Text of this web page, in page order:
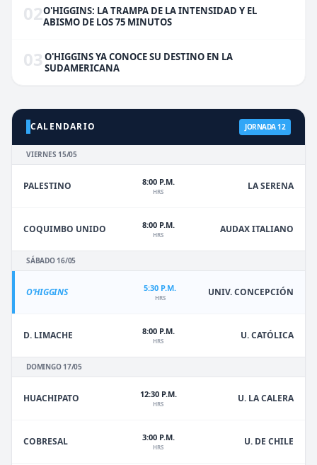
02O'HIGGINS: LA TRAMPA DE LA INTENSIDAD Y EL
ABISMO DE LOS 75 MINUTOS
03 O'HIGGINS YA CONOCE SU DESTINO EN LA
SUDAMERICANA
CALENDARIO JORNADA 12
VIERNES 15/05
PALESTINO 8:00 P.M.
HRS LA SERENA
COQUIMBO UNIDO 8:00 P.M.
HRS AUDAX ITALIANO
SÁBADO 16/05
O'HIGGINS 5:30 P.M.
HRS UNIV. CONCEPCIÓN
D. LIMACHE 8:00 P.M.
HRS U. CATÓLICA
DOMINGO 17/05
HUACHIPATO 12:30 P.M.
HRS U. LA CALERA
COBRESAL 3:00 P.M.
HRS U. DE CHILE